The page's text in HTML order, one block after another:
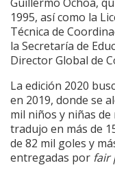
1995, así como la
Técnica de
la Secretaría de
Director Global de
La edición 2020
en 2019, donde se
mil niños y niñas de
tradujo en más de
de 82 mil goles y
entregadas por fair